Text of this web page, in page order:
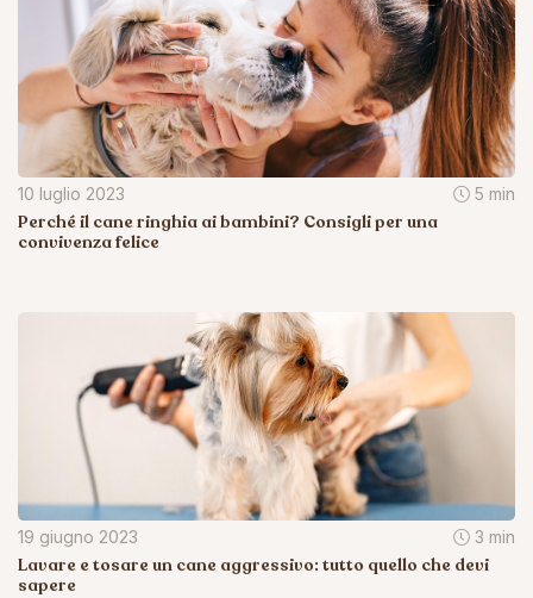
10 luglio 2023 5 min
Perché il cane ringhia ai bambini? Consigli per una
convivenza felice
19 giugno 2023 3 min
Lavare e tosare un cane aggressivo: tutto quello che devi
sapere